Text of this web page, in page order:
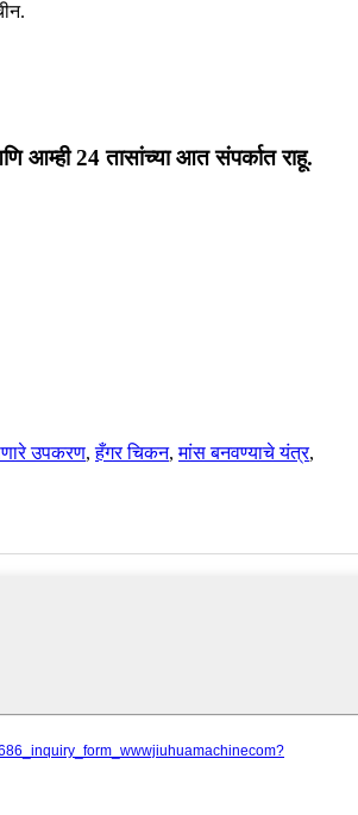
आम्ही 24 तासांच्या आत संपर्कात राहू.
उपकरण,हँगर चिकन,मांस बनवण्याचे यंत्र,